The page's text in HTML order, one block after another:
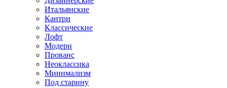
Итальянские
Кантри
Классические
Лофт
Модерн
Прованс
Неоклассика
Минимализм
Под старину